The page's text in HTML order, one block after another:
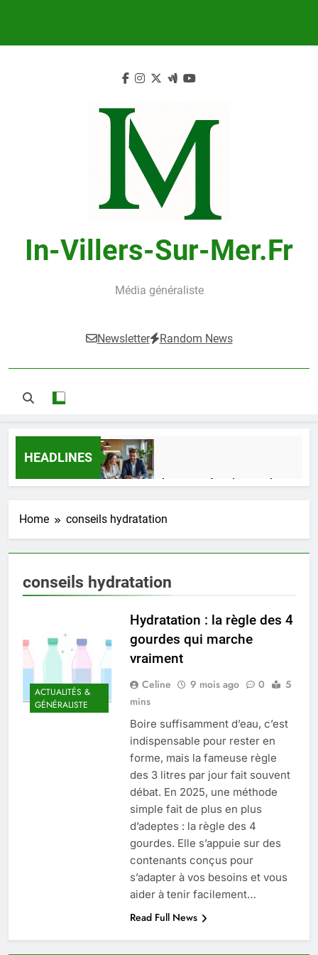
In-Villers-Sur-Mer.fr
Média généraliste
Newsletter Random News
HEADLINES
Guide complet pour réussir un achat
2 Semaines Ago
impact dans le domaine médical
4 Mois Ago
Quel est le salaire de Myriam Seurat en
2025 ?
4 Mois Ago
Okrami : comprendre ses
fonctionnalités clés et avantages
4 Mois Ago
Découvrez notre test d’orientation
gratuit spécialement conçu pour
collégiens et lycéens
4 Mois Ago
Liste complète des marques
Home conseils hydratation
conseils hydratation
ACTUALITÉS &
GÉNÉRALISTE
Hydratation : la règle des 4
gourdes qui marche
vraiment
Celine 9 mois ago 0
5
mins
Boire suffisamment d’eau, c’est
indispensable pour rester en
forme, mais la fameuse règle
des 3 litres par jour fait souvent
débat. En 2025, une méthode
simple fait de plus en plus
d’adeptes : la règle des 4
gourdes. Elle s’appuie sur des
contenants conçus pour
s’adapter à vos besoins et vous
aider à tenir facilement…
Read Full News